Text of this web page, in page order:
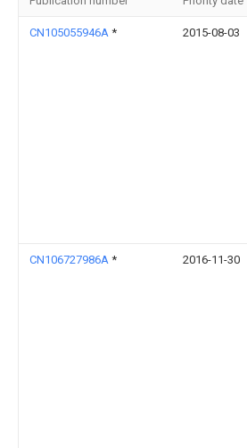
CN105055946A * 2015-08-03
CN106727986A * 2016-11-30